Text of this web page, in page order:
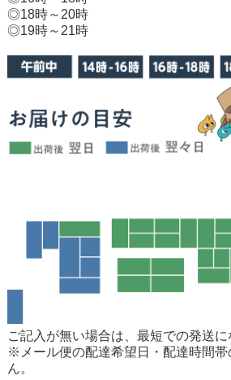
◎18時～20時
◎19時～21時
ご記入が無い場合は、最短での発送に
※メール便の配達希望日・配達時間帯
ん。